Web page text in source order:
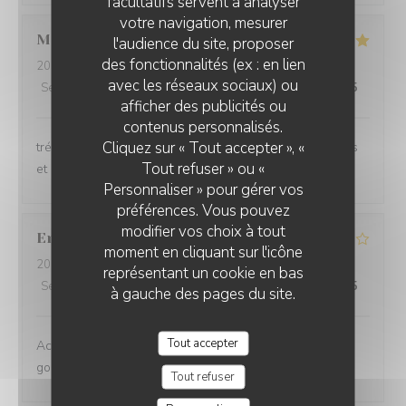
votre navigation, mesurer
l'audience du site, proposer
des fonctionnalités (ex : en lien
avec les réseaux sociaux) ou
afficher des publicités ou
contenus personnalisés.
Cliquez sur « Tout accepter », «
Tout refuser » ou «
Personnaliser » pour gérer vos
préférences. Vous pouvez
modifier vos choix à tout
moment en cliquant sur l'icône
représentant un cookie en bas
à gauche des pages du site.
Tout accepter
Tout refuser
Mireille
2026-08-02- 21:30 - Couverts 3
Service
Ambiance :5/5 Cuisine: 4/5 Qualité / Prix /5
trés agréable lieu avec un service attentif, de bons plats
et des vins bien sélectionnés : merci :-)
Eric
2026-08-01
- 20:00 - Couverts 4
Service
Ambiance /5 /5 Qualité / Prix /5
Accueil chaleureux et des plats très bien préparés et
goûteux
LE NULLE PART AILLEURS